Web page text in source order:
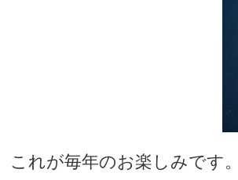
これが毎年のお楽しみです。